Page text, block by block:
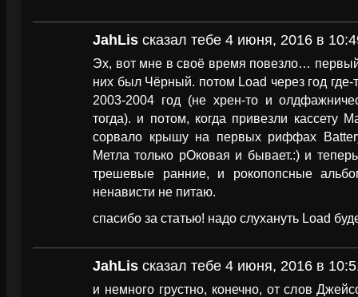
JahLis сказал тебе 4 июня, 2016 в
Эх, вот мне в своё время повезло…
них был Чёрный. потом Load через год где-
2003-2004 год (не хрен-то и
тогда). и потом, когда привезли кассету
сорвало крышу на первых риффах
Метла только рОковая и бывает.:) и
трешевые ранние, и рокопопсные
ненависти не питаю.
спасибо за статью! надо слухануть Load
JahLis сказал тебе 4 июня, 2016 в
и немного грустно, конечно, от слов